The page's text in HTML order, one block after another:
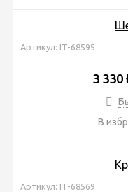
Артикул: IT-68595
3 330
В
Артикул: IT-68569